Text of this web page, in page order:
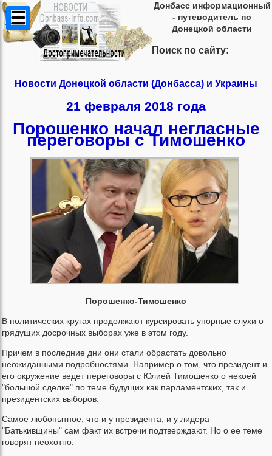
Донбасс информационный
- путеводитель по
Донецкой области
Поиск по сайту:
Новости Донецкой области (Донбасса) и Украины
21 февраля 2018 года
Порошенко начал негласные
переговоры с Тимошенко
Порошенко-Тимошенко
В политических кругах продолжают курсировать упорные слухи о
грядущих досрочных выборах уже в этом году.
Причем в последние дни они стали обрастать довольно
неожиданными подробностями. Например о том, что президент и
его окружение ведет переговоры с Юлией Тимошенко о некоей
"большой сделке" по теме будущих как парламентских, так и
президентских выборов.
Самое любопытное, что и у президента, и у лидера
"Батькивщины" сам факт их встречи подтверждают. Но о ее теме
говорят неохотно.